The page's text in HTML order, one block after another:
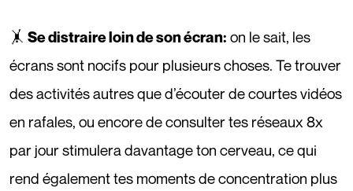
🤸 Se distraire loin de son écran: on le sait, les
écrans sont nocifs pour plusieurs choses. Te trouver
des activités autres que d’écouter de courtes vidéos
en rafales, ou encore de consulter tes réseaux 8x
par jour stimulera davantage ton cerveau, ce qui
rend également tes moments de concentration plus